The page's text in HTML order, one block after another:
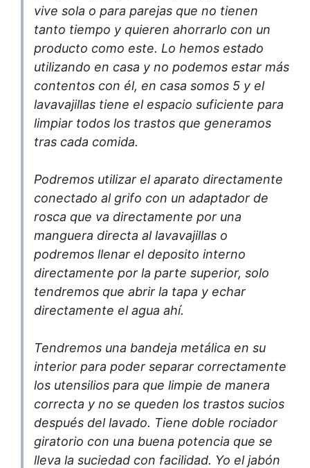
vive sola o para parejas que no tienen
tanto tiempo y quieren ahorrarlo con un
producto como este. Lo hemos estado
utilizando en casa y no podemos estar más
contentos con él, en casa somos 5 y el
lavavajillas tiene el espacio suficiente para
limpiar todos los trastos que generamos
tras cada comida.
Podremos utilizar el aparato directamente
conectado al grifo con un adaptador de
rosca que va directamente por una
manguera directa al lavavajillas o
podremos llenar el deposito interno
directamente por la parte superior, solo
tendremos que abrir la tapa y echar
directamente el agua ahí.
Tendremos una bandeja metálica en su
interior para poder separar correctamente
los utensilios para que limpie de manera
correcta y no se queden los trastos sucios
después del lavado. Tiene doble rociador
giratorio con una buena potencia que se
lleva la suciedad con facilidad. Yo el jabón